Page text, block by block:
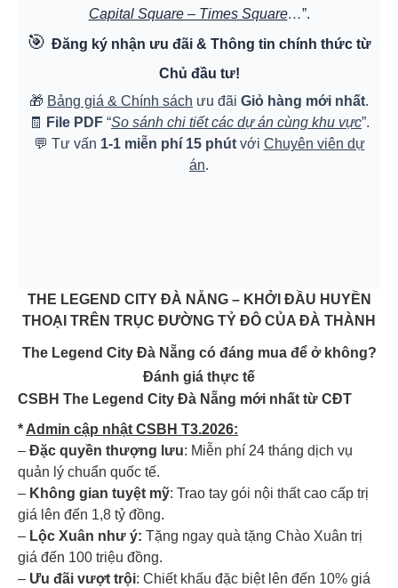
Capital Square – Times Square…”.
🎯 Đăng ký nhận ưu đãi & Thông tin chính thức từ
Chủ đầu tư!
🎁 Bảng giá & Chính sách ưu đãi Giỏ hàng mới nhất.
🧾
File PDF “So sánh chi tiết các dự án cùng khu vực”.
💬 Tư vấn 1-1 miễn phí 15 phútvới Chuyên viên dự
án.
THE LEGEND CITY ĐÀ NẴNG – KHỞI ĐẦU HUYỀN
THOẠI TRÊN TRỤC ĐƯỜNG TỶ ĐÔ CỦA ĐÀ THÀNH
The Legend City Đà Nẵng có đáng mua để ở không?
Đánh giá thực tế
CSBH The Legend City Đà Nẵng mới nhất từ CĐT
* Admin cập nhật CSBH T3.2026:
– Đặc quyền thượng lưu: Miễn phí 24 tháng dịch vụ
quản lý chuẩn quốc tế.
– Không gian tuyệt mỹ: Trao tay gói nội thất cao cấp trị
giá lên đến 1,8 tỷ đồng.
– Lộc Xuân như ý: Tặng ngay quà tặng Chào Xuân trị
giá đến 100 triệu đồng.
– Ưu đãi vượt trội: Chiết khấu đặc biệt lên đến 10% giá